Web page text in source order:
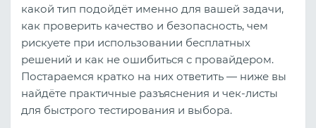
какой тип подойдёт именно для вашей задачи,
как проверить качество и безопасность, чем
рискуете при использовании бесплатных
решений и как не ошибиться с провайдером.
Постараемся кратко на них ответить — ниже вы
найдёте практичные разъяснения и чек‑листы
для быстрого тестирования и выбора.